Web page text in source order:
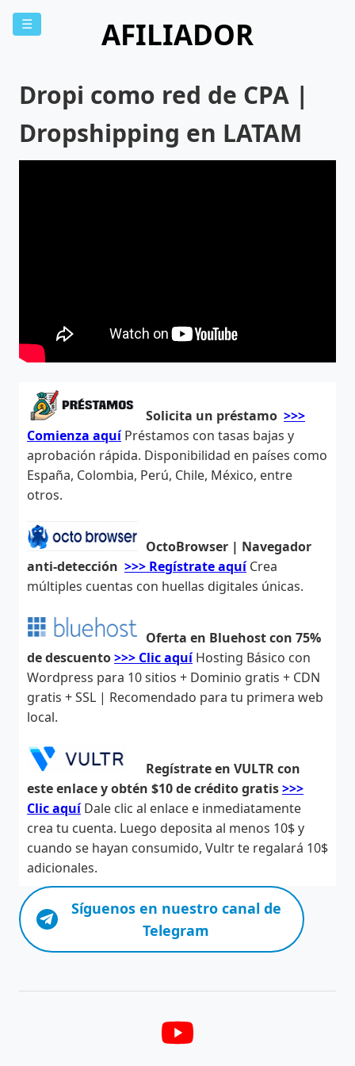
☰ AFILIADOR
Dropi como red de CPA |
Dropshipping en LATAM
Solicita un préstamo >>>
Comienza aquíPréstamos con tasas bajas y
aprobación rápida. Disponibilidad en países como
España, Colombia, Perú, Chile, México, entre
otros.
OctoBrowser | Navegador
anti-detección >>> Regístrate aquíCrea
múltiples cuentas con huellas digitales únicas.
Oferta en Bluehost con 75%
de descuento>>> Clic aquíHosting Básico con
Wordpress para 10 sitios + Dominio gratis + CDN
gratis + SSL | Recomendado para tu primera web
local.
Regístrate en VULTR con
este enlace y obtén $10 de crédito gratis>>>
Clic aquíDale clic al enlace e inmediatamente
crea tu cuenta. Luego deposita al menos 10$ y
cuando se hayan consumido, Vultr te regalará 10$
adicionales.
Síguenos en nuestro canal de
Telegram